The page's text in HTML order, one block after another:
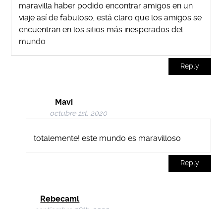
maravilla haber podido encontrar amigos en un
viaje así de fabuloso, está claro que los amigos se
encuentran en los sitios más inesperados del
mundo
Reply
Mavi
octubre 1st, 2020
totalemente! este mundo es maravilloso
Reply
Rebecaml